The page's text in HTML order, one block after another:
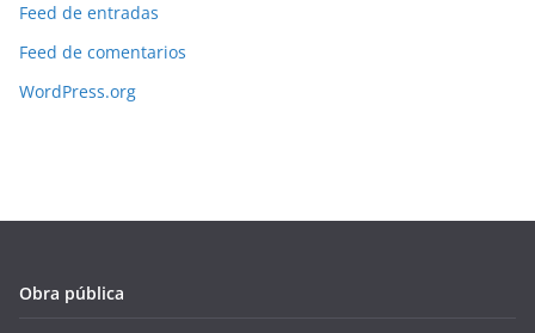
Feed de entradas
Feed de comentarios
WordPress.org
Obra pública